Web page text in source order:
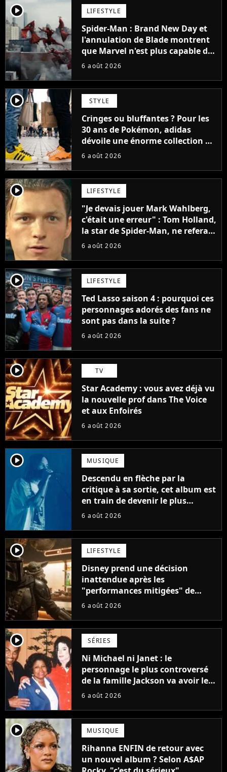
player2 LIFESTYLE
Spider-Man : Brand New Day et
l'annulation de Blade montrent
que Marvel n'est plus capable de
faire quoi que ce soit de simple
6 août 2026
player2 STYLE
Cringes ou bluffantes ? Pour les
30 ans de Pokémon, adidas
dévoile une énorme collection de
sneakers et je ne sais pas quoi en
6 août 2026
player2 LIFESTYLE
"Je devais jouer Mark Wahlberg,
c'était une erreur" : Tom Holland,
la star de Spider-Man, ne referait
pas ce blockbuster
6 août 2026
player2 LIFESTYLE
Ted Lasso saison 4 : pourquoi ces
personnages adorés des fans ne
sont pas dans la suite ?
6 août 2026
player2 TV
Star Academy : vous avez déjà vu
la nouvelle prof dans The Voice
et aux Enfoirés
6 août 2026
player2 MUSIQUE
Descendu en flèche par la
critique à sa sortie, cet album est
en train de devenir le plus
populaire de son auteur
6 août 2026
player2 LIFESTYLE
Disney prend une décision
inattendue après les
"performances mitigées" de
Vaiana et The Mandalorian &
6 août 2026
player2 SÉRIES
Ni Michael ni Janet : le
personnage le plus controversé
de la famille Jackson va avoir le
droit à sa propre série
6 août 2026
player2 MUSIQUE
Rihanna ENFIN de retour avec
un nouvel album ? Selon A$AP